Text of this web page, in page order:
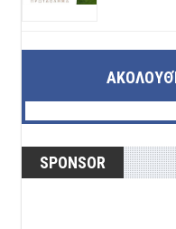
SPONSOR